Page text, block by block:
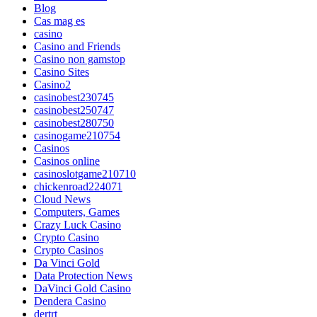
Blog
Cas mag es
casino
Casino and Friends
Casino non gamstop
Casino Sites
Casino2
casinobest230745
casinobest250747
casinobest280750
casinogame210754
Casinos
Casinos online
casinoslotgame210710
chickenroad224071
Cloud News
Computers, Games
Crazy Luck Casino
Crypto Casino
Crypto Casinos
Da Vinci Gold
Data Protection News
DaVinci Gold Casino
Dendera Casino
dertrt